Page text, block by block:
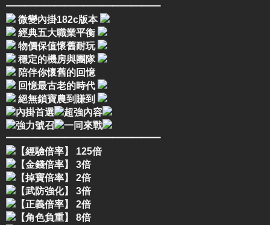
━━━━━━━━━━━━━━━━
微變內掛182c版本
經典五大職業平衡
物價保值懷舊耐玩
穩定的機房與團隊
陪伴你懷舊的回憶
回憶最古老的時代
絕無鎖寶農到賺到
內掛首選
超強內容
強力號召
一同來戰
━━━━━━━━━━━━━━━━
【經驗倍率】 125倍
【金錢倍率】 3倍
【掉寶倍率】 2倍
【武防強化】 3倍
【正義倍率】 2倍
【角色負重】 8倍